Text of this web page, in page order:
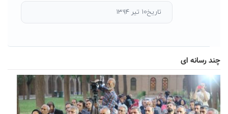
تاریخ۱۰ تیر ۱۳۹۴
چند رسانه ای